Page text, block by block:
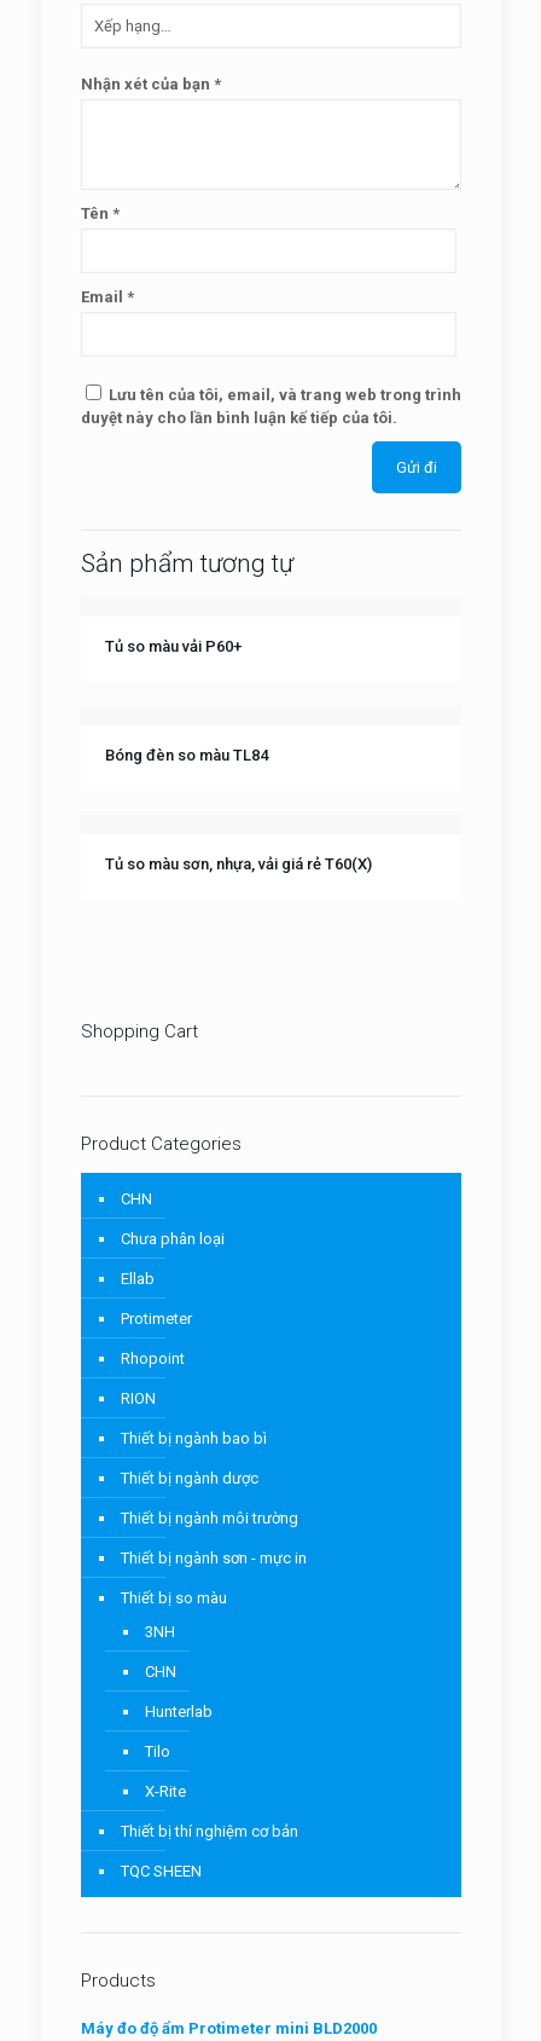
Nhận xét của bạn *
Tên *
Email *
Lưu tên của tôi, email, và trang web trong trình
duyệt này cho lần bình luận kế tiếp của tôi.
Sản phẩm tương tự
Tủ so màu vải P60+
Bóng đèn so màu TL84
Tủ so màu sơn, nhựa, vải giá rẻ T60(X)
Shopping Cart
Product Categories
CHN
Chưa phân loại
Ellab
Protimeter
Rhopoint
RION
Thiết bị ngành bao bì
Thiết bị ngành dược
Thiết bị ngành môi trường
Thiết bị ngành sơn - mực in
Thiết bị so màu
3NH
CHN
Hunterlab
Tilo
X-Rite
Thiết bị thí nghiệm cơ bản
TQC SHEEN
Products
Máy đo độ ẩm Protimeter mini BLD2000